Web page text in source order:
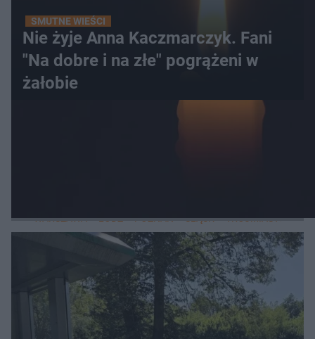
SMUTNE WIEŚCI
Nie żyje Anna Kaczmarczyk. Fani
"Na dobre i na złe" pogrążeni w
żałobie
WARSZAWA ŁÓDŹ POZNAŃ ŚLĄSK TRÓJMIASTO